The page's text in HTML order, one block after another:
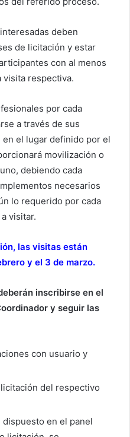
deben
de licitación y estar
con al menos
visita respectiva.
por cada
a través de sus
el lugar definido por el
movilización o
debiendo cada
necesarios
lo requerido por cada
visitar.
las visitas están
y el 3 de marzo.
inscribirse en el
y seguir las
con usuario y
del respectivo
dispuesto en el panel